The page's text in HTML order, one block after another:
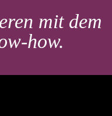
mit dem
how.